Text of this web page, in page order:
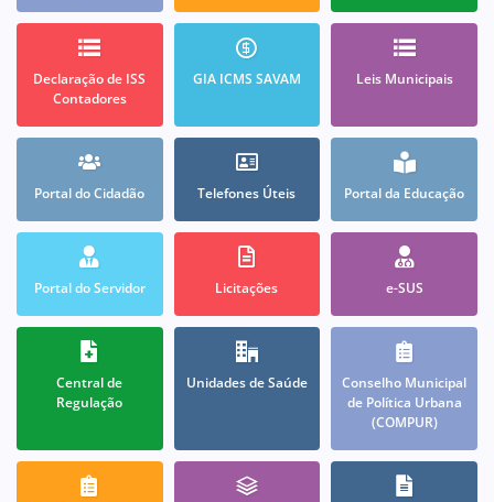
Declaração de ISS
Contadores
GIA ICMS SAVAM Leis Municipais
Portal do Cidadão Telefones Úteis Portal da Educação
Portal do Servidor Licitações e-SUS
Central de
Regulação
Unidades de Saúde
Conselho Municipal
de Política Urbana
(COMPUR)